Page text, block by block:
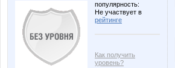
популярность:
Не участвует в
рейтинге
Как получить
уровень?